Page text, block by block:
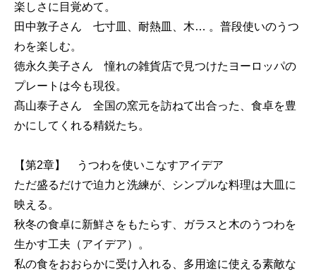
楽しさに目覚めて。
田中敦子さん 七寸皿、耐熱皿、木… 。普段使いのうつ
わを楽しむ。
徳永久美子さん 憧れの雑貨店で見つけたヨーロッパの
プレートは今も現役。
髙山泰子さん 全国の窯元を訪ねて出合った、食卓を豊
かにしてくれる精鋭たち。
【第2章】 うつわを使いこなすアイデア
ただ盛るだけで迫力と洗練が、シンプルな料理は大皿に
映える。
秋冬の食卓に新鮮さをもたらす、ガラスと木のうつわを
生かす工夫（アイデア）。
私の食をおおらかに受け入れる、多用途に使える素敵な